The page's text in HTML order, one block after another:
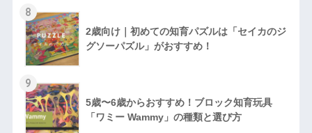
8
2歳向け｜初めての知育パズルは「セイカのジ
グソーパズル」がおすすめ！
9
5歳〜6歳からおすすめ！ブロック知育玩具
「ワミー Wammy」の種類と選び方